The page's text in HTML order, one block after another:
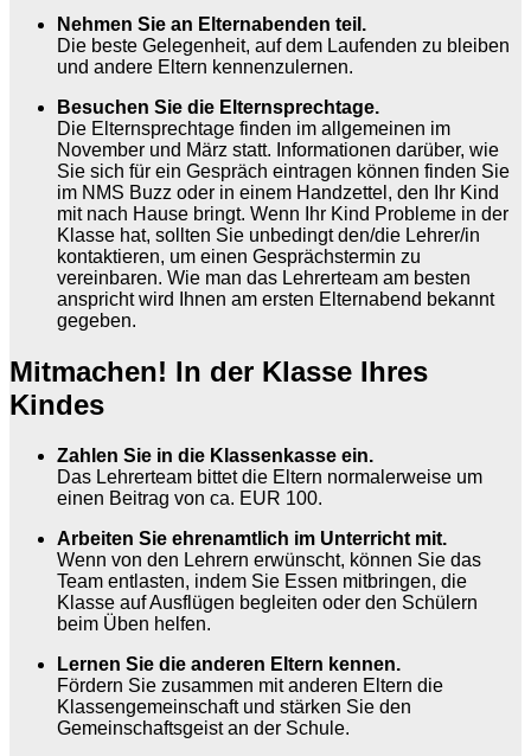
Nehmen Sie an Elternabenden teil.
Die beste Gelegenheit, auf dem Laufenden zu bleiben
und andere Eltern kennenzulernen.
Besuchen Sie die Elternsprechtage.
Die Elternsprechtage finden im allgemeinen im
November und März statt. Informationen darüber, wie
Sie sich für ein Gespräch eintragen können finden Sie
im NMS Buzz oder in einem Handzettel, den Ihr Kind
mit nach Hause bringt. Wenn Ihr Kind Probleme in der
Klasse hat, sollten Sie unbedingt den/die Lehrer/in
kontaktieren, um einen Gesprächstermin zu
vereinbaren. Wie man das Lehrerteam am besten
anspricht wird Ihnen am ersten Elternabend bekannt
gegeben.
Mitmachen! In der Klasse Ihres
Kindes
Zahlen Sie in die Klassenkasse ein.
Das Lehrerteam bittet die Eltern normalerweise um
einen Beitrag von ca. EUR 100.
Arbeiten Sie ehrenamtlich im Unterricht mit.
Wenn von den Lehrern erwünscht, können Sie das
Team entlasten, indem Sie Essen mitbringen, die
Klasse auf Ausflügen begleiten oder den Schülern
beim Üben helfen.
Lernen Sie die anderen Eltern kennen.
Fördern Sie zusammen mit anderen Eltern die
Klassengemeinschaft und stärken Sie den
Gemeinschaftsgeist an der Schule.